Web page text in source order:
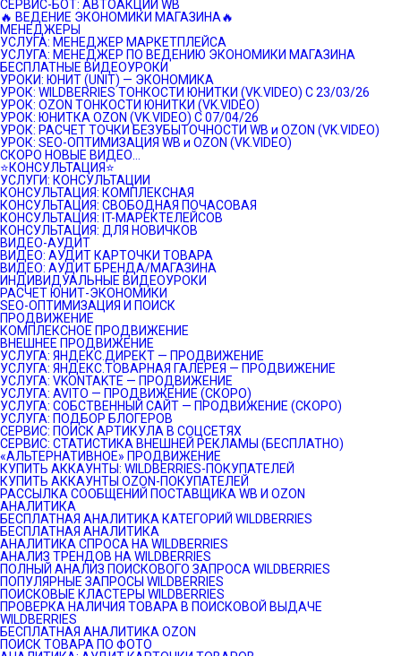
СЕРВИС-БОТ: АВТОАКЦИИ WB
🔥 ВЕДЕНИЕ ЭКОНОМИКИ МАГАЗИНА🔥
МЕНЕДЖЕРЫ
УСЛУГА: МЕНЕДЖЕР МАРКЕТПЛЕЙСА
УСЛУГА: МЕНЕДЖЕР ПО ВЕДЕНИЮ ЭКОНОМИКИ МАГАЗИНА
БЕСПЛАТНЫЕ ВИДЕОУРОКИ
УРОКИ: ЮНИТ (UNIT) — ЭКОНОМИКА
УРОК: WILDBERRIES ТОНКОСТИ ЮНИТКИ (VK.VIDEO) C 23/03/26
УРОК: OZON ТОНКОСТИ ЮНИТКИ (VK.VIDEO)
УРОК: ЮНИТКА OZON (VK.VIDEO) C 07/04/26
УРОК: РАСЧЕТ ТОЧКИ БЕЗУБЫТОЧНОСТИ WB и OZON (VK.VIDEO)
УРОК: SEO-ОПТИМИЗАЦИЯ WB и OZON (VK.VIDEO)
СКОРО НОВЫЕ ВИДЕО…
⭐️КОНСУЛЬТАЦИЯ⭐️
УСЛУГИ: КОНСУЛЬТАЦИИ
КОНСУЛЬТАЦИЯ: КОМПЛЕКСНАЯ
КОНСУЛЬТАЦИЯ: СВОБОДНАЯ ПОЧАСОВАЯ
КОНСУЛЬТАЦИЯ: IT-МАРЕКТЕЛЕЙСОВ
КОНСУЛЬТАЦИЯ: ДЛЯ НОВИЧКОВ
ВИДЕО-АУДИТ
ВИДЕО: АУДИТ КАРТОЧКИ ТОВАРА
ВИДЕО: АУДИТ БРЕНДА/МАГАЗИНА
ИНДИВИДУАЛЬНЫЕ ВИДЕОУРОКИ
РАСЧЕТ ЮНИТ-ЭКОНОМИКИ
SEO-ОПТИМИЗАЦИЯ И ПОИСК
ПРОДВИЖЕНИЕ
КОМПЛЕКСНОЕ ПРОДВИЖЕНИЕ
ВНЕШНЕЕ ПРОДВИЖЕНИЕ
УСЛУГА: ЯНДЕКС.ДИРЕКТ — ПРОДВИЖЕНИЕ
УСЛУГА: ЯНДЕКС.ТОВАРНАЯ ГАЛЕРЕЯ — ПРОДВИЖЕНИЕ
УСЛУГА: VKONTAKTE — ПРОДВИЖЕНИЕ
УСЛУГА: AVITO — ПРОДВИЖЕНИЕ (СКОРО)
УСЛУГА: СОБСТВЕННЫЙ САЙТ — ПРОДВИЖЕНИЕ (СКОРО)
УСЛУГА: ПОДБОР БЛОГЕРОВ
СЕРВИС: ПОИСК АРТИКУЛА В СОЦСЕТЯХ
СЕРВИС: СТАТИСТИКА ВНЕШНЕЙ РЕКЛАМЫ (БЕСПЛАТНО)
«АЛЬТЕРНАТИВНОЕ» ПРОДВИЖЕНИЕ
КУПИТЬ АККАУНТЫ: WILDBERRIES-ПОКУПАТЕЛЕЙ
КУПИТЬ АККАУНТЫ OZON-ПОКУПАТЕЛЕЙ
РАССЫЛКА СООБЩЕНИЙ ПОСТАВЩИКА WB И OZON
АНАЛИТИКА
БЕСПЛАТНАЯ АНАЛИТИКА КАТЕГОРИЙ WILDBERRIES
БЕСПЛАТНАЯ АНАЛИТИКА
АНАЛИТИКА СПРОСА НА WILDBERRIES
АНАЛИЗ ТРЕНДОВ НА WILDBERRIES
ПОЛНЫЙ АНАЛИЗ ПОИСКОВОГО ЗАПРОСА WILDBERRIES
ПОПУЛЯРНЫЕ ЗАПРОСЫ WILDBERRIES
ПОИСКОВЫЕ КЛАСТЕРЫ WILDBERRIES
ПРОВЕРКА НАЛИЧИЯ ТОВАРА В ПОИСКОВОЙ ВЫДАЧЕ
WILDBERRIES
БЕСПЛАТНАЯ АНАЛИТИКА OZON
ПОИСК ТОВАРА ПО ФОТО